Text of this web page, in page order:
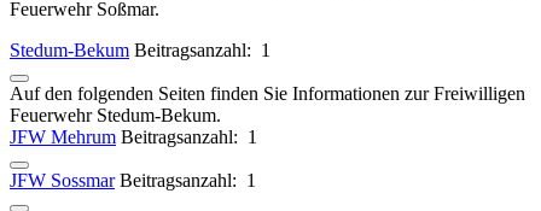
Feuerwehr Soßmar.
Stedum-Bekum Beitragsanzahl: 1
Auf den folgenden Seiten finden Sie Informationen zur Freiwilligen
Feuerwehr Stedum-Bekum.
JFW Mehrum Beitragsanzahl: 1
JFW Sossmar Beitragsanzahl: 1